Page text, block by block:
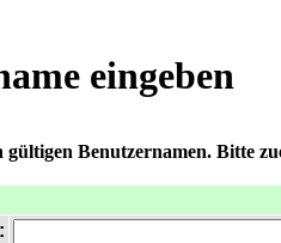
eingeben
Benutzernamen. Bitte